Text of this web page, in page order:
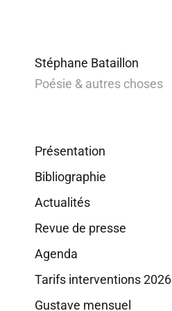
Stéphane Bataillon
Poésie & autres choses
Présentation
Bibliographie
Actualités
Revue de presse
Agenda
Tarifs interventions 2026
Gustave mensuel